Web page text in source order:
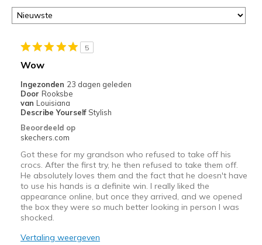
5
Wow
Ingezonden 23 dagen geleden
Door Rooksbe
van Louisiana
Describe Yourself Stylish
Beoordeeld op
skechers.com
Got these for my grandson who refused to take off his
crocs. After the first try, he then refused to take them off.
He absolutely loves them and the fact that he doesn't have
to use his hands is a definite win. I really liked the
appearance online, but once they arrived, and we opened
the box they were so much better looking in person I was
shocked.
Vertaling weergeven